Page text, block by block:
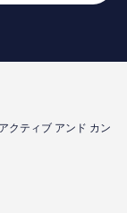
クティブ アンド カン